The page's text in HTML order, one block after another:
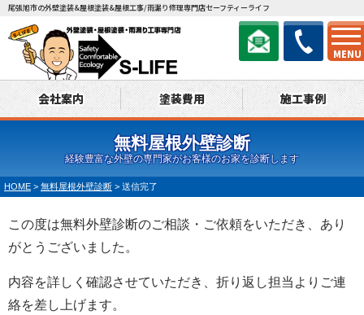
MENU
尾張旭市の外壁塗装&屋根塗装&屋根工事/雨漏り修理専門店セーフティーライフ
会社案内 塗装費用 施工事例
無料屋根外壁診断
経験豊富な外壁の専門家がお客様のお家を診断します
HOME > 無料屋根外壁診断 > 送信完了
この度は無料外壁診断のご相談・ご依頼をいただき、あり
がとうございました。
内容を詳しく確認させていただき、折り返し担当よりご連
絡を差し上げます。